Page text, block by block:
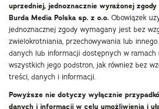
uprzedniej, jednoznacznie wyrażonej
Burda Media Polska sp. z o.o. Obowiązek
jednoznacznej zgody wymagany jest bez
zwielokrotniania, przechowywania lub
danych lub informacji dostępnych w ramach
wszystkich jego podstron, jak również bez
treści, danych i informacji.
Powyższe nie dotyczy wyłącznie
danych i informacji w celu umożliwienia i